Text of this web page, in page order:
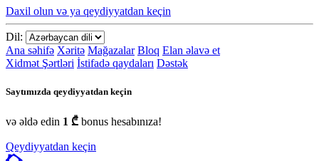
Daxil olun və ya qeydiyyatdan keçin
Dil:
Ana səhifə Xəritə Mağazalar Bloq Elan əlavə et
Xidmət Şərtləri İstifadə qaydaları Dəstək
Saytımızda qeydiyyatdan keçin
və əldə edin 1 ₾ bonus hesabınıza!
Qeydiyyatdan keçin